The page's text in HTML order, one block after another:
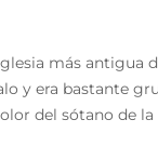
más
y era bastante
del sótano de